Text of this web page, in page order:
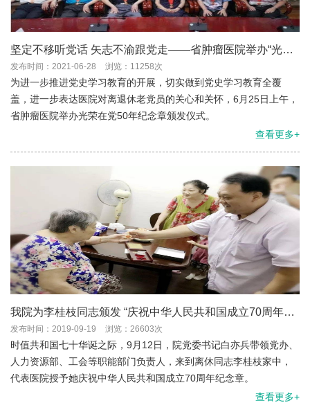
坚定不移听党话 矢志不渝跟党走——省肿瘤医院举办“光荣
在党50年”纪念章颁发仪式
发布时间：2021-06-28 浏览：11258次
为进一步推进党史学习教育的开展，切实做到党史学习教育全覆
盖，进一步表达医院对离退休老党员的关心和关怀，6月25日上午，
省肿瘤医院举办光荣在党50年纪念章颁发仪式。
查看更多+
我院为李桂枝同志颁发 “庆祝中华人民共和国成立70周年纪
念章”
发布时间：2019-09-19 浏览：26603次
时值共和国七十华诞之际，9月12日，院党委书记白亦兵带领党办、
人力资源部、工会等职能部门负责人，来到离休同志李桂枝家中，
代表医院授予她庆祝中华人民共和国成立70周年纪念章。
查看更多+